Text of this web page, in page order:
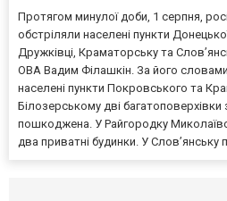
Протягом минулої доби, 1 серпня,
обстріляли населені пункти
Дружківці, Краматорську та
ОВА Вадим Філашкін. За його
населені пункти Покровського та
Білозерському дві багатоповерхівки
пошкоджена. У Райгородку
два приватні будинки. У Слов’янську